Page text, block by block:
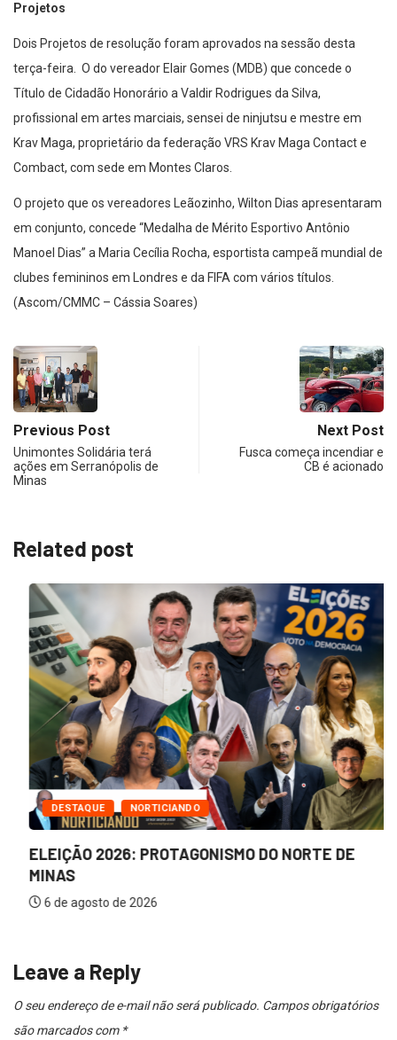
Projetos
Dois Projetos de resolução foram aprovados na sessão desta
terça-feira. O do vereador Elair Gomes (MDB) que concede o
Título de Cidadão Honorário a Valdir Rodrigues da Silva,
profissional em artes marciais, sensei de ninjutsu e mestre em
Krav Maga, proprietário da federação VRS Krav Maga Contact e
Combact, com sede em Montes Claros.
O projeto que os vereadores Leãozinho, Wilton Dias apresentaram
em conjunto, concede “Medalha de Mérito Esportivo Antônio
Manoel Dias” a Maria Cecília Rocha, esportista campeã mundial de
clubes femininos em Londres e da FIFA com vários títulos.
(Ascom/CMMC – Cássia Soares)
Previous Post
Unimontes Solidária terá
ações em Serranópolis de
Minas
Next Post
Fusca começa incendiar e
CB é acionado
Related post
DESTAQUE NORTICIANDO
ELEIÇÃO 2026: PROTAGONISMO DO NORTE DE
MINAS
6 de agosto de 2026
Leave a Reply
O seu endereço de e-mail não será publicado. Campos obrigatórios
são marcados com *